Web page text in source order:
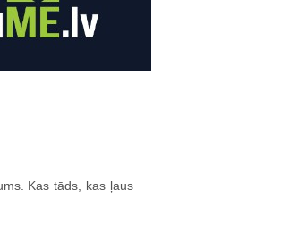
Kas tāds, kas ļaus